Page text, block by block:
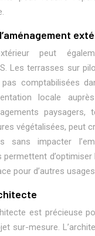
peut
Les terrasses sur
comptabilisées
locale
végétalisées, peut
sans impacter
d’optimiser
pour d’autres
est précieuse
sur-mesure.